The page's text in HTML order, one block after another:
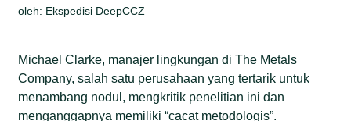
oleh: Ekspedisi DeepCCZ
Michael Clarke, manajer lingkungan di The Metals
Company, salah satu perusahaan yang tertarik untuk
menambang nodul, mengkritik penelitian ini dan
menganggapnya memiliki “cacat metodologis”.